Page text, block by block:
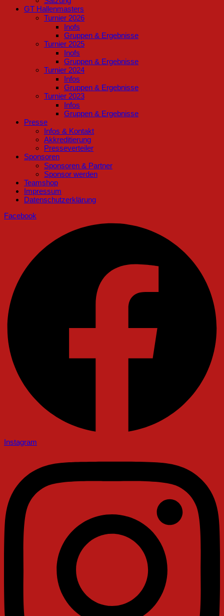
GT Hallenmasters
Turnier 2026
Inofs
Gruppen & Ergebnisse
Turnier 2025
Inofs
Gruppen & Ergebnisse
Turnier 2024
Infos
Gruppen & Ergebnisse
Turnier 2023
Infos
Gruppen & Ergebnisse
Presse
Infos & Kontakt
Akkreditierung
Presseverteiler
Sponsoren
Sponsoren & Partner
Sponsor werden
Teamshop
Impressum
Datenschutzerklärung
Facebook
Instagram